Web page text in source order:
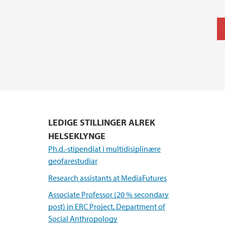
LEDIGE STILLINGER ALREK
HELSEKLYNGE
Ph.d.-stipendiat i multidisiplinære
geofarestudiar
Research assistants at MediaFutures
Associate Professor (20 % secondary
post) in ERC Project, Department of
Social Anthropology